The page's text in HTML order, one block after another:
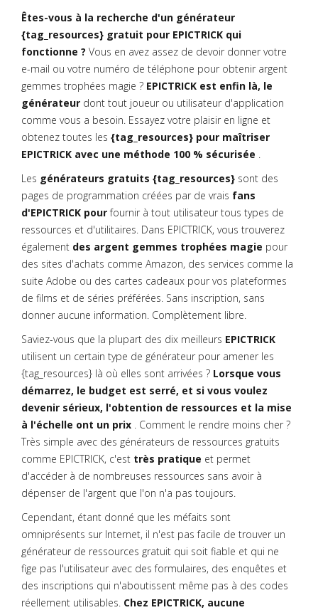
Êtes-vous à la recherche d'un générateur
{tag_resources} gratuit pour EPICTRICK qui
fonctionne ? Vous en avez assez de devoir donner votre
e-mail ou votre numéro de téléphone pour obtenir argent
gemmes trophées magie ? EPICTRICK est enfin là, le
générateur dont tout joueur ou utilisateur d'application
comme vous a besoin. Essayez votre plaisir en ligne et
obtenez toutes les {tag_resources} pour maîtriser
EPICTRICK avec une méthode 100 % sécurisée .
Les générateurs gratuits {tag_resources} sont des
pages de programmation créées par de vrais fans
d'EPICTRICK pourfournir à tout utilisateur tous types de
ressources et d'utilitaires. Dans EPICTRICK, vous trouverez
également des argent gemmes trophées magie pour
des sites d'achats comme Amazon, des services comme la
suite Adobe ou des cartes cadeaux pour vos plateformes
de films et de séries préférées. Sans inscription, sans
donner aucune information. Complètement libre.
Saviez-vous que la plupart des dix meilleurs EPICTRICK
utilisent un certain type de générateur pour amener les
{tag_resources} là où elles sont arrivées ? Lorsque vous
démarrez, le budget est serré, et si vous voulez
devenir sérieux, l'obtention de ressources et la mise
à l'échelle ont un prix . Comment le rendre moins cher ?
Très simple avec des générateurs de ressources gratuits
comme EPICTRICK, c'est très pratique et permet
d'accéder à de nombreuses ressources sans avoir à
dépenser de l'argent que l'on n'a pas toujours.
Cependant, étant donné que les méfaits sont
omniprésents sur Internet, il n'est pas facile de trouver un
générateur de ressources gratuit qui soit fiable et qui ne
fige pas l'utilisateur avec des formulaires, des enquêtes et
des inscriptions qui n'aboutissent même pas à des codes
réellement utilisables. Chez EPICTRICK, aucune